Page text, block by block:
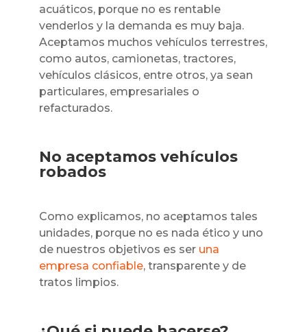
acuáticos, porque no es rentable
venderlos y la demanda es muy baja.
Aceptamos muchos vehículos terrestres,
como autos, camionetas, tractores,
vehículos clásicos, entre otros, ya sean
particulares, empresariales o
refacturados.
No aceptamos vehículos
robados
Como explicamos, no aceptamos tales
unidades, porque no es nada ético y uno
de nuestros objetivos es ser una
empresa confiable, transparente y de
tratos limpios.